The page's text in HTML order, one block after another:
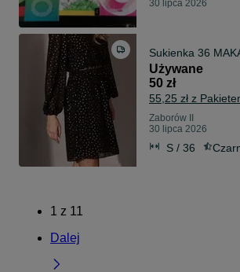
30 lipca 2026
Sukienka 36
Używane
50 zł
55,25 zł z
Zaborów II
30 lipca 2026
S / 36
1 z 11
Dalej